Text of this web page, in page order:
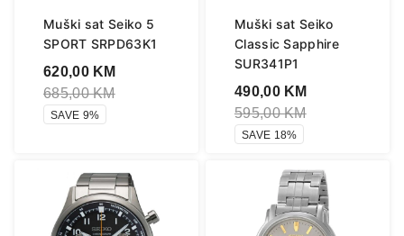
Muški sat Seiko 5
SPORT SRPD63K1
620,00 KM
685,00KM
SAVE 9%
Muški sat Seiko
Classic Sapphire
SUR341P1
490,00 KM
595,00KM
SAVE 18%